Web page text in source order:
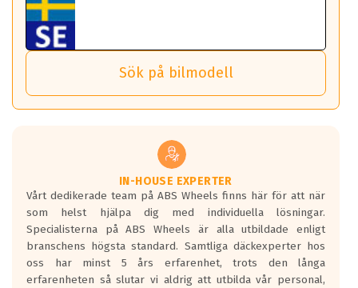
ABS 360 gör det möjligt för dig att ta med fälgarna till din
nästa bil.
Det sparar dig tid och pengar.
*PCD står för pitch circle diameter / Bultmönster.
Tillbehören är av högsta kvalitet och är kompatibla med
ABS Wheels fälgar.
Viktigt att Bult respektive mutter är av storlek (17mm hylsa
Genom att du anger ditt registreringsnummer kan vi matcha
och garantera att tillbehören passar till 100%
vid åtdragning av hjulbultarna.
behöver tänka på.
Sensorn sitter inne i hjulet och skickar signaler om lufttryck
och temperatur till din instrumentpanel.
TPMS gör det enkelt att ha koll på att dina däck håller rätt
tryck. Skulle du tappa tryck i något däck varnar TPMS dig
om detta.
helt kort att du som förare alltid ska ha koll på lufttrycket i
Samtliga ABS Wheels fälgar är kompatibla med TPMS
sensorer.
Sök på bilmodell
IN-HOUSE EXPERTER
Vårt dedikerade team på ABS Wheels finns här för att när
som helst hjälpa dig med individuella lösningar.
Specialisterna på ABS Wheels är alla utbildade enligt
branschens högsta standard. Samtliga däckexperter hos
oss har minst 5 års erfarenhet, trots den långa
erfarenheten så slutar vi aldrig att utbilda vår personal,